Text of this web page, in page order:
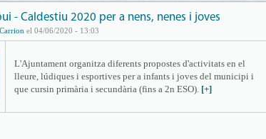
- Caldestiu 2020 per a nens, nenes i joves
el 04/06/2020 - 13:03
L'Ajuntament organitza diferents propostes d'activitats en el
lleure, lúdiques i esportives per a infants i joves del municipi i
que cursin primària i secundària (fins a 2n ESO). [+]